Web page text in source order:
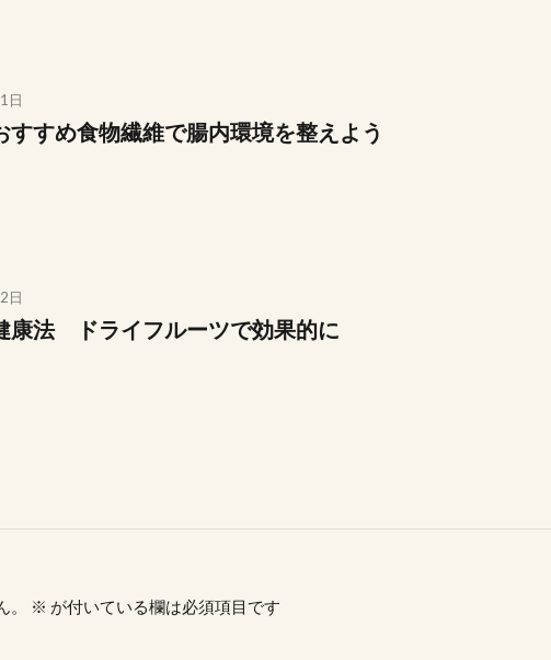
日
すすめ食物繊維で腸内環境を整えよう
日
康法 ドライフルーツで効果的に
※ が付いている欄は必須項目です